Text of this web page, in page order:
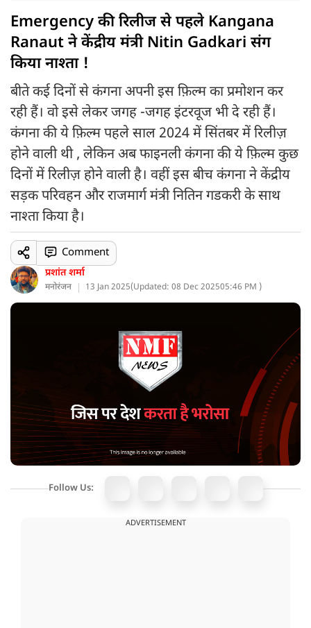
Emergency की रिलीज से पहले Kangana
Ranaut ने केंद्रीय मंत्री Nitin Gadkari संग
किया नाश्ता !
बीते कई दिनों से कंगना अपनी इस फ़िल्म का प्रमोशन कर
रही हैं। वो इसे लेकर जगह -जगह इंटरवूज भी दे रही हैं।
कंगना की ये फ़िल्म पहले साल 2024 में सिंतबर में रिलीज़
होने वाली थी , लेकिन अब फाइनली कंगना की ये फ़िल्म कुछ
दिनों में रिलीज़ होने वाली है। वहीं इस बीच कंगना ने केंद्रीय
सड़क परिवहन और राजमार्ग मंत्री नितिन गडकरी के साथ
नाश्ता किया है।
प्रशांत शर्मा
मनोरंजन 13 Jan 2025(Updated: 08 Dec 202505:46 PM )
Comment
Follow Us:
ADVERTISEMENT